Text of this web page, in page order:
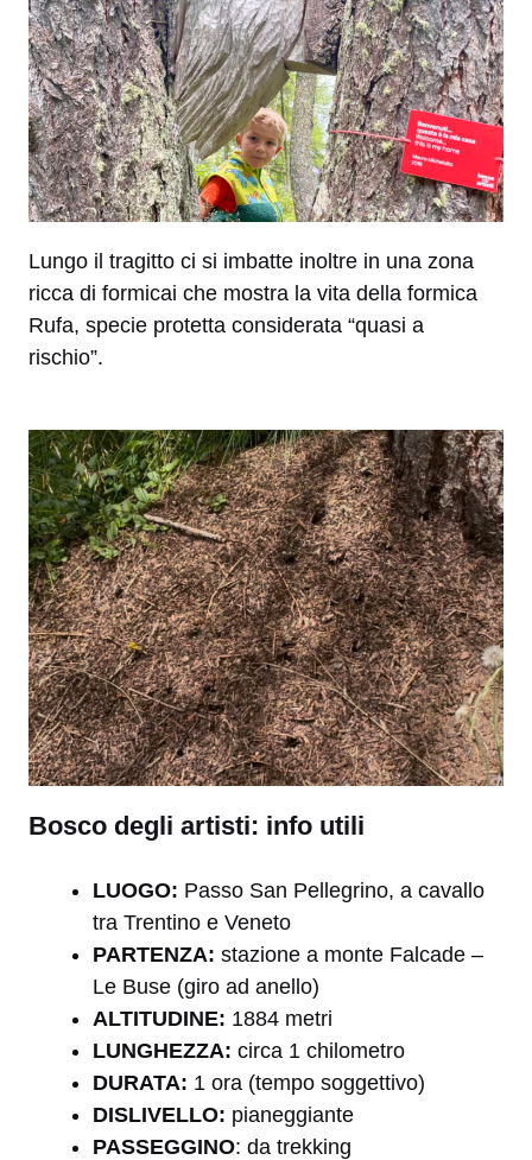
Lungo il tragitto ci si imbatte inoltre in una zona
ricca di formicai che mostra la vita della formica
Rufa, specie protetta considerata “quasi a
rischio”.
Bosco degli artisti: info utili
LUOGO: Passo San Pellegrino, a cavallo
tra Trentino e Veneto
PARTENZA: stazione a monte Falcade –
Le Buse (giro ad anello)
ALTITUDINE: 1884 metri
LUNGHEZZA: circa 1 chilometro
DURATA: 1 ora (tempo soggettivo)
DISLIVELLO: pianeggiante
PASSEGGINO: da trekking